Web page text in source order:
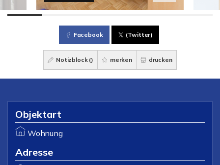
Facebook (Twitter)
Notizblock () merken drucken
Objektart
Wohnung
Adresse